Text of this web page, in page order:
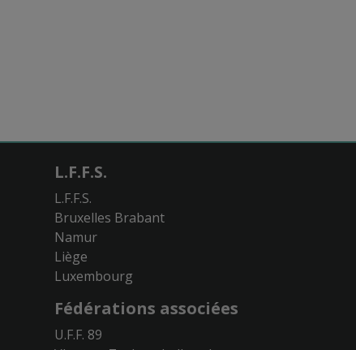
L.F.F.S.
L.F.F.S.
Bruxelles Brabant
Namur
Liège
Luxembourg
Fédérations associées
U.F.F. 89